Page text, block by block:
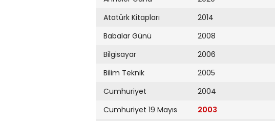
Atatürk Kitapları
Babalar Günü
Bilgisayar
Bilim Teknik
Cumhuriyet
Cumhuriyet 19 Mayıs
2014
2008
2006
2005
2004
2003